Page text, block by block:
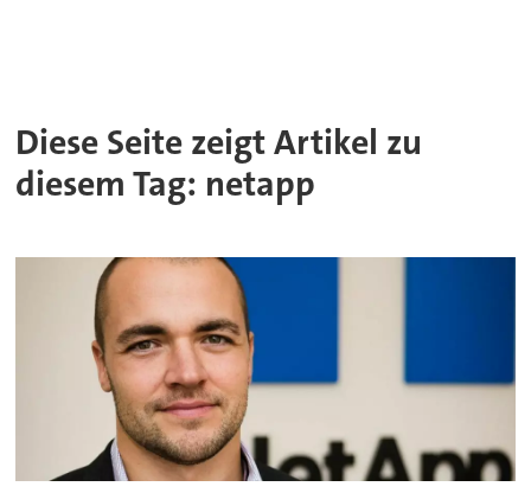
Diese Seite zeigt Artikel zu
diesem Tag: netapp